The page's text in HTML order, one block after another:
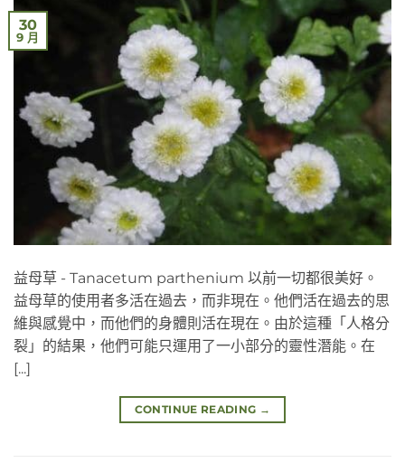
30
9 月
益母草 - Tanacetum parthenium 以前一切都很美好。
益母草的使用者多活在過去，而非現在。他們活在過去的思
維與感覺中，而他們的身體則活在現在。由於這種「人格分
裂」的結果，他們可能只運用了一小部分的靈性潛能。在
[...]
CONTINUE READING →